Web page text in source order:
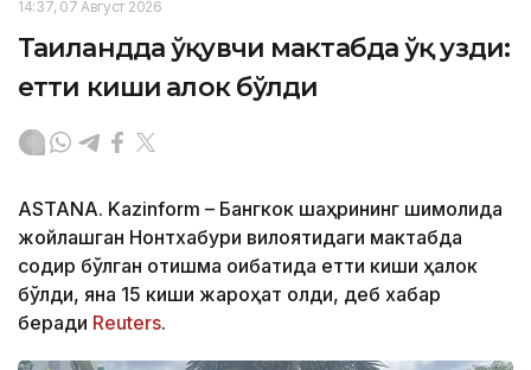
14:37, 07 Август 2026
Таиландда ўқувчи мактабда ўқ узди:
етти киши ҳалок бўлди
ASTANA. Kazinform – Бангкок шаҳрининг шимолида
жойлашган Нонтхабури вилоятидаги мактабда
содир бўлган отишма оқибатида етти киши ҳалок
бўлди, яна 15 киши жароҳат олди, деб хабар
беради Reuters.